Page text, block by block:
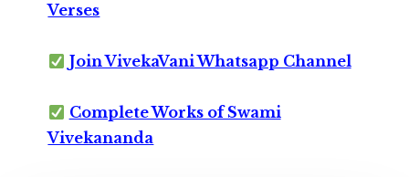
Verses
Join VivekaVani Whatsapp Channel
Complete Works of Swami
Vivekananda